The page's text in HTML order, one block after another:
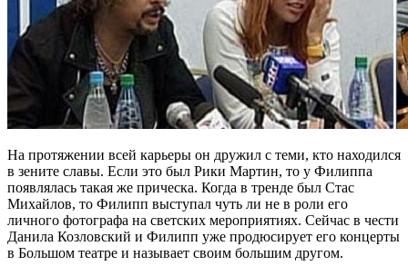
На протяжении всей карьеры он дружил с теми, кто находился
в зените славы. Если это был Рики Мартин, то у Филиппа
появлялась такая же прическа. Когда в тренде был Стас
Михайлов, то Филипп выступал чуть ли не в роли его
личного фотографа на светских мероприятиях. Сейчас в чести
Данила Козловский и Филипп уже продюсирует его концерты
в Большом театре и называет своим большим другом.